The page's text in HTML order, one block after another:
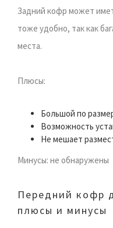
Задний кофр может
тоже удобно, так как
места.
Плюсы:
Большой по
Возможность
Не мешает
Минусы: не обнаружены
Передний кофр
плюсы и минусы